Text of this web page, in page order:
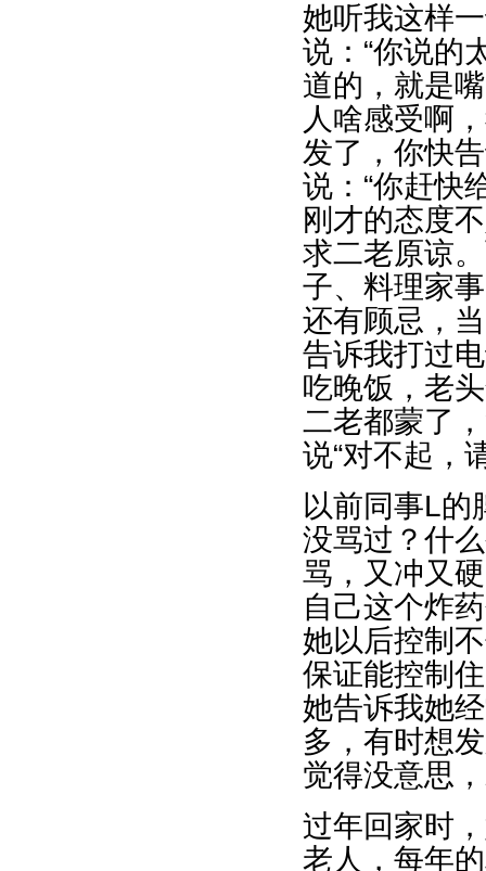
她听我这样
说：“你说的
道的，就是
人啥感受啊
发了，你快
说：“你赶快
刚才的态度
求二老原谅
子、料理家
还有顾忌，
告诉我打过
吃晚饭，老
二老都蒙了
说“对不起，
以前同事L的
没骂过？什
骂，又冲又
自己这个炸
她以后控制
保证能控制
她告诉我她
多，有时想
觉得没意思
过年回家时
老人，每年